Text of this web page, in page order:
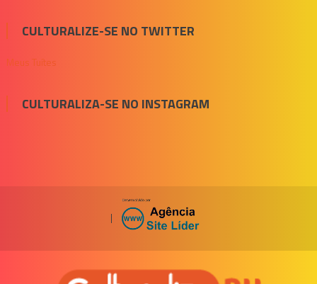
CULTURALIZE-SE NO TWITTER
Meus Tuítes
CULTURALIZA-SE NO INSTAGRAM
|